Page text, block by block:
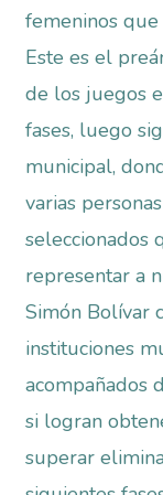
femeninos que
Este es el
de los juegos
fases, luego
municipal,
varias
seleccionados
representar a
Simón Bolívar
instituciones
acompañados
si logran
superar